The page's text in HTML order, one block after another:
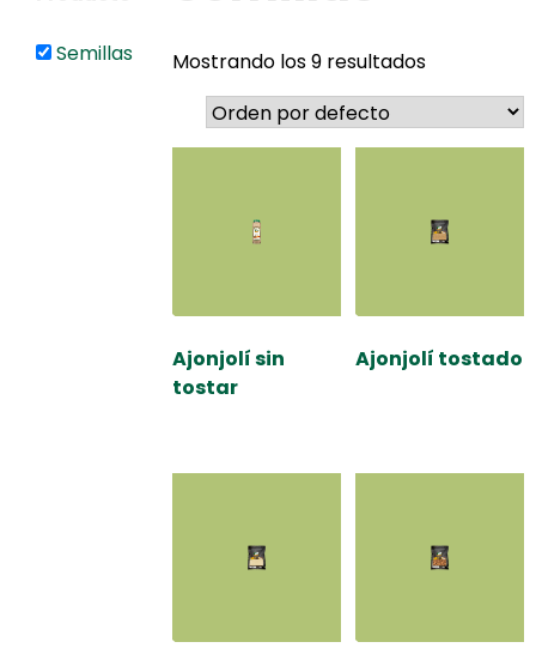
Semillas Mostrando los 9 resultados
Ajonjolí sin
tostar
Ajonjolí tostado